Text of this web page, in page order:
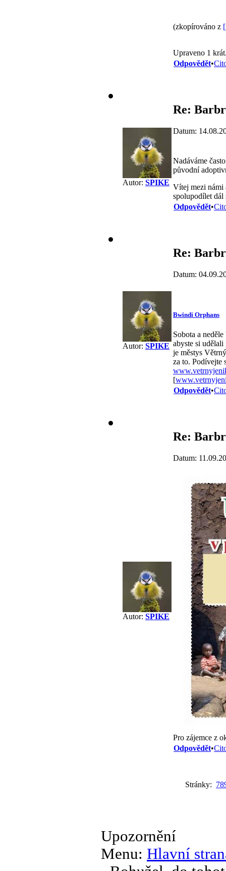
(zkopírováno z [
Upraveno 1
Odpovědět•
Autor: SPIKE
Re:
Datum:
Nadáváme
původní
Vítej mezi námi
spolupodílet
Odpovědět•
Autor: SPIKE
Re:
Datum:
Bwindi Orphans
Sobota a
abyste si
je městys
za to. Podívejte
[
Odpovědět•
Autor: SPIKE
Re:
Datum:
Pro zájemce z
Odpovědět•
Stránky: 78
Upozornění
Menu: Hlavní